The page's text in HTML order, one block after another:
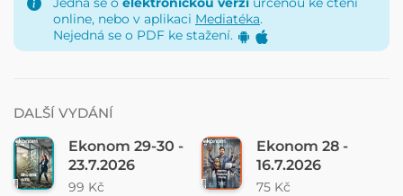
online, nebo v aplikaci Mediatéka.
Nejedná se o PDF ke stažení.
DALŠÍ VYDÁNÍ
Ekonom 29-30 -
23.7.2026
99 Kč
Ekonom 28 -
16.7.2026
75 Kč